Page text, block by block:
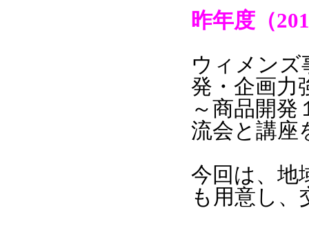
昨年度（
ウィメンズ
発・企画力
～商品開
流会と講座
今回は、地
も用意し、